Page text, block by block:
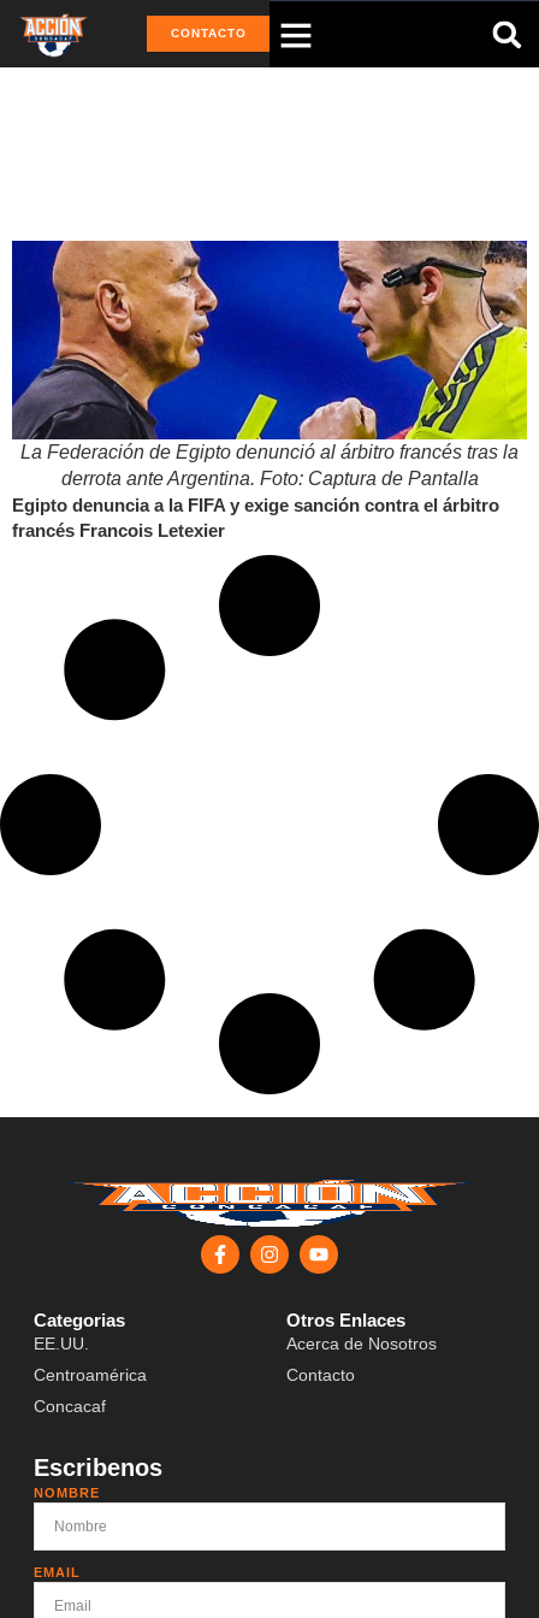
CONTACTO
La Federación de Egipto denunció al árbitro francés tras la
derrota ante Argentina. Foto: Captura de Pantalla
Egipto denuncia a la FIFA y exige sanción contra el árbitro
francés Francois Letexier
Categorias
EE.UU.
Centroamérica
Concacaf
Otros Enlaces
Acerca de Nosotros
Contacto
Escribenos
NOMBRE
EMAIL